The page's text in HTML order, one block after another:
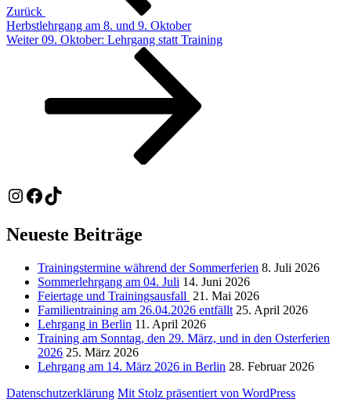
Zurück
Herbstlehrgang am 8. und 9. Oktober
Nächster
Weiter 09. Oktober: Lehrgang statt Training
Instagram
Facebook
TikTok
Neueste Beiträge
Trainingstermine während der Sommerferien 8. Juli 2026
Sommerlehrgang am 04. Juli 14. Juni 2026
Feiertage und Trainingsausfall 21. Mai 2026
Familientraining am 26.04.2026 entfällt 25. April 2026
Lehrgang in Berlin 11. April 2026
Training am Sonntag, den 29. März, und in den Osterferien
2026 25. März 2026
Lehrgang am 14. März 2026 in Berlin 28. Februar 2026
Datenschutzerklärung Mit Stolz präsentiert von WordPress